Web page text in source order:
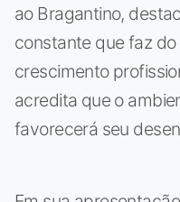
ao Bragantino,
constante que faz
crescimento
acredita que o
favorecerá seu